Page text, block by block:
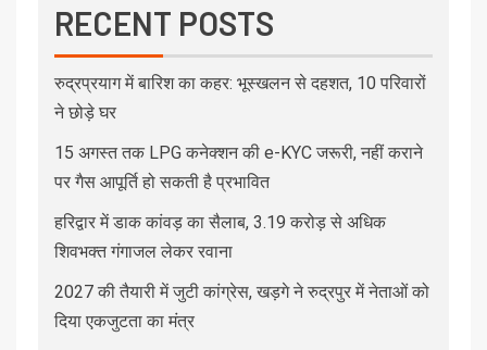
RECENT POSTS
रुद्रप्रयाग में बारिश का कहर: भूस्खलन से दहशत, 10 परिवारों
ने छोड़े घर
15 अगस्त तक LPG कनेक्शन की e-KYC जरूरी, नहीं कराने
पर गैस आपूर्ति हो सकती है प्रभावित
हरिद्वार में डाक कांवड़ का सैलाब, 3.19 करोड़ से अधिक
शिवभक्त गंगाजल लेकर रवाना
2027 की तैयारी में जुटी कांग्रेस, खड़गे ने रुद्रपुर में नेताओं को
दिया एकजुटता का मंत्र